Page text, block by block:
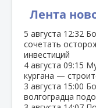
Лента
5 августа 12:32
сочетать
инвестиций
4 августа 09:15
кургана —
3 августа 15:00
волгоградца